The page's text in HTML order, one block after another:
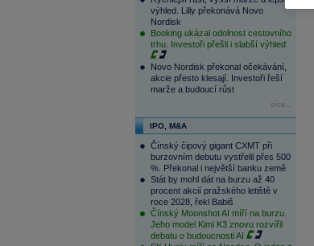
výhled. Lilly překonává Novo
Nordisk
Booking ukázal odolnost cestovního
trhu. Investoři přešli i slabší výhled
Novo Nordisk překonal očekávání,
akcie přesto klesají. Investoři řeší
marže a budoucí růst
více...
IPO, M&A
Čínský čipový gigant CXMT při
burzovním debutu vystřelil přes 500
%. Překonal i největší banku země
Stát by mohl dát na burzu až 40
procent akcií pražského letiště v
roce 2028, řekl Babiš
Čínský Moonshot AI míří na burzu.
Jeho model Kimi K3 znovu rozvířil
debatu o budoucnosti AI